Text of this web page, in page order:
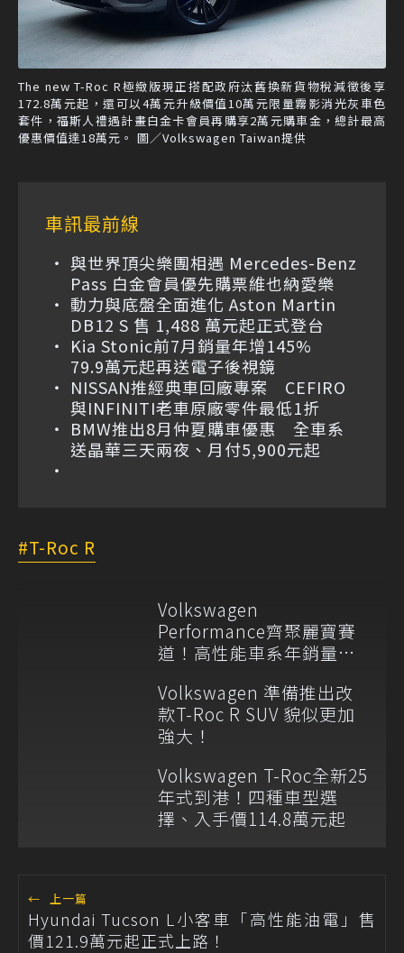
The new T-Roc R極緻版現正搭配政府汰舊換新貨物稅減徵後享
172.8萬元起，還可以4萬元升級價值10萬元限量霧影消光灰車色
套件，福斯人禮遇計畫白金卡會員再購享2萬元購車金，總計最高
優惠價值達18萬元。 圖／Volkswagen Taiwan提供
車訊最前線
與世界頂尖樂團相遇 Mercedes-Benz
Pass 白金會員優先購票維也納愛樂
動力與底盤全面進化 Aston Martin
DB12 S 售 1,488 萬元起正式登台
Kia Stonic前7月銷量年增145%
79.9萬元起再送電子後視鏡
NISSAN推經典車回廠專案 CEFIRO
與INFINITI老車原廠零件最低1折
BMW推出8月仲夏購車優惠 全車系
送晶華三天兩夜、月付5,900元起
T-Roc R
Volkswagen
Performance齊聚麗寶賽
道！高性能車系年銷量占
Volkswagen 準備推出改
款T-Roc R SUV 貌似更加
強大！
Volkswagen T-Roc全新25
年式到港！四種車型選
擇、入手價114.8萬元起
← 上一篇
Hyundai Tucson L小客車「高性能油電」售
價121.9萬元起正式上路！